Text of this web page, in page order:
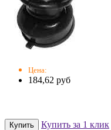
Цена:
184,62 руб
Купить за 1 клик